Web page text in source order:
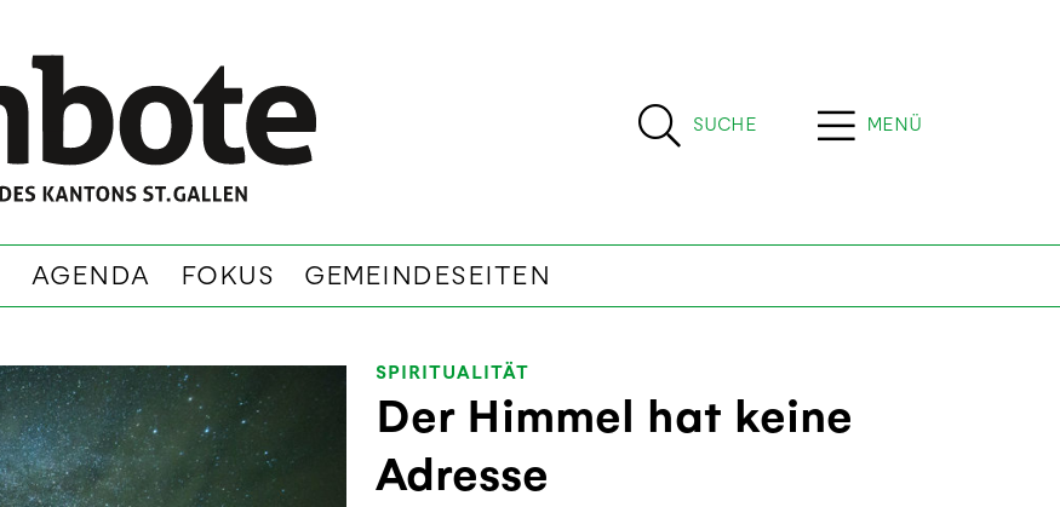
SUCHE MENÜ
AGENDA FOKUS GEMEINDESEITEN
SPIRITUALITÄT
Der Himmel hat keine
Adresse